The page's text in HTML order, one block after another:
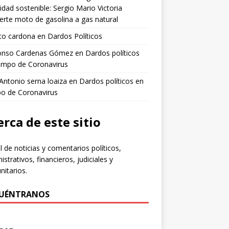
sostenible: Sergio Mario Victoria
moto de gasolina a gas natural
cardona en Dardos Políticos
Cardenas Gómezen Dardos políticos
de Coronavirus
serna loaiza en Dardos políticos en
de Coronavirus
de este sitio
de noticias y comentarios políticos,
financieros, judiciales y